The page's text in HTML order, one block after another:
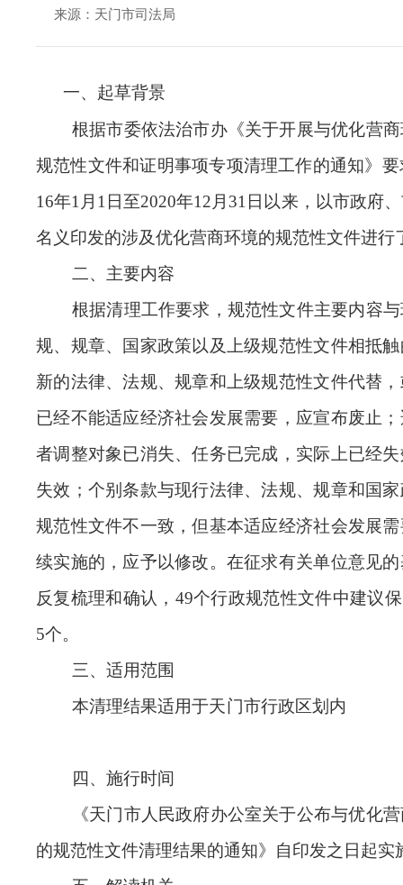
来源：天门市司法局
一、起草背景
根据市委依法治市办《关于开展与优化营
规范性文件和证明事项专项清理工作的通知》
16年1月1日至2020年12月31日以来，以市政府
名义印发的涉及优化营商环境的规范性文件进行
二、主要内容
根据清理工作要求，规范性文件主要内容
规、规章、国家政策以及上级规范性文件相抵
新的法律、法规、规章和上级规范性文件代替
已经不能适应经济社会发展需要，应宣布废止
者调整对象已消失、任务已完成，实际上已经
失效；个别条款与现行法律、法规、规章和国
规范性文件不一致，但基本适应经济社会发展
续实施的，应予以修改。在征求有关单位意见
反复梳理和确认，49个行政规范性文件中建议
5个。
三、适用范围
本清理结果适用于天门市行
四、 施行时间
《天门市人民政府办公室关于公布与优化
的规范性文件清理结果的通知》自印发之日起实